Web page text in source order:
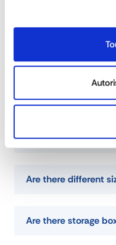
How do I calculate
pads?
Are there different
Are there storage